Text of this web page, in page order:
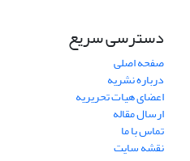
دسترسی سریع
صفحه اصلی
درباره نشریه
اعضای هیات تحریریه
ارسال مقاله
تماس با ما
نقشه سایت